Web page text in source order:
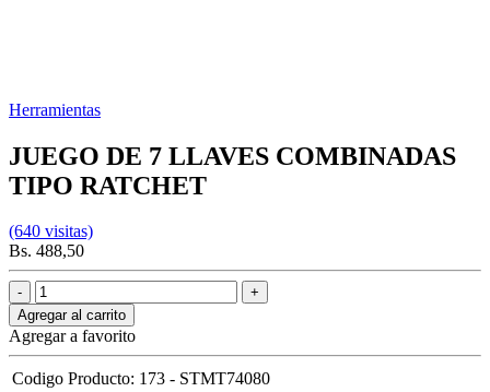
Herramientas
JUEGO DE 7 LLAVES COMBINADAS
TIPO RATCHET
(640 visitas)
Bs. 488,50
Agregar al carrito
Agregar a favorito
Codigo Producto: 173 - STMT74080